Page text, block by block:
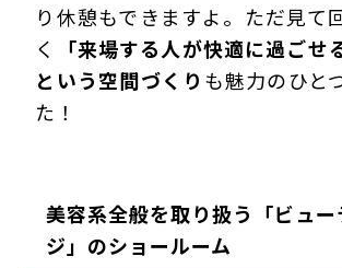
り休憩もできますよ。ただ見て
く
「来場する人が快適に過ごせ
という空間づくり も魅力のひと
た！
美容系全般を取り扱う「ビュー
ジ」のショールーム